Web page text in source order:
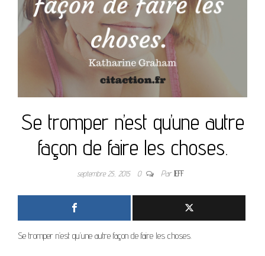
Se tromper n’est qu’une autre
façon de faire les choses.
septembre 25, 2015 0 ParJEFF
Se tromper n’est qu’une autre façon de faire les choses.